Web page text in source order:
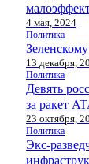
4 мая, 2024
Политика
13 декабря,
Политика
Девять
за ракет
23 октября,
Политика
Экс-